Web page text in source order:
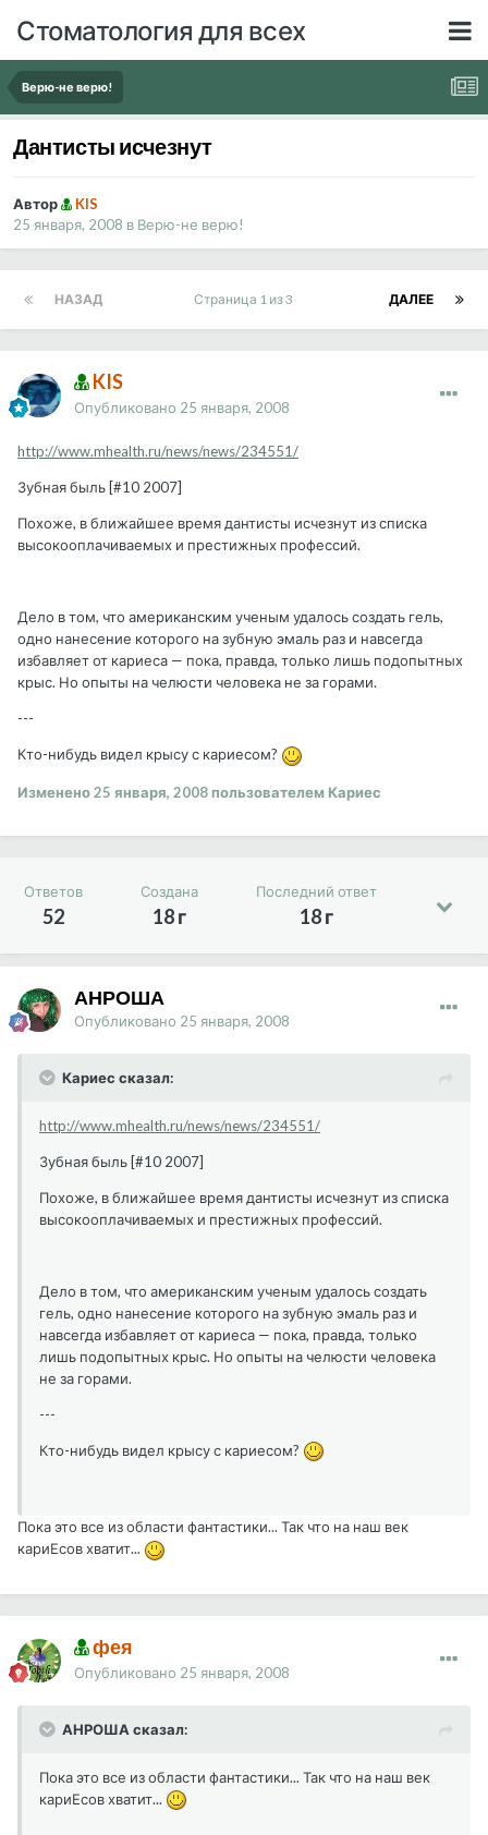
Стоматология для всех
Верю-не верю!
Дантисты исчезнут
Автор
KIS
25 января, 2008 в Верю-не верю!
НАЗАД ДАЛЕЕ
Страница 1 из 3
KIS
Опубликовано 25 января, 2008
http://www.mhealth.ru/news/news/234551/
Зубная быль [#10 2007]
Похоже, в ближайшее время дантисты исчезнут из списка
высокооплачиваемых и престижных профессий.
Дело в том, что американским ученым удалось создать гель,
одно нанесение которого на зубную эмаль раз и навсегда
избавляет от кариеса — пока, правда, только лишь подопытных
крыс. Но опыты на челюсти человека не за горами.
---
Кто-нибудь видел крысу с кариесом?
Изменено25 января, 2008пользователем Кариес
Ответов
52
Создана
18 г
Последний ответ
18 г
АНРОША
Опубликовано 25 января, 2008
Кариес сказал:
http://www.mhealth.ru/news/news/234551/
Зубная быль [#10 2007]
Похоже, в ближайшее время дантисты исчезнут из списка
высокооплачиваемых и престижных профессий.
Дело в том, что американским ученым удалось создать
гель, одно нанесение которого на зубную эмаль раз и
навсегда избавляет от кариеса — пока, правда, только
лишь подопытных крыс. Но опыты на челюсти человека
не за горами.
---
Кто-нибудь видел крысу с кариесом?
Пока это все из области фантастики... Так что на наш век
кариЕсов хватит...
фея
Опубликовано 25 января, 2008
АНРОША сказал:
Пока это все из области фантастики... Так что на наш век
кариЕсов хватит...